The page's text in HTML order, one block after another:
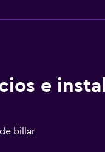
e
billar